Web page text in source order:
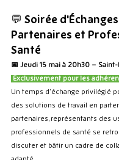
💬 Soirée
Partenaires et
Santé
📅 Jeudi 15 mai à 20h30 – Saint-
Exclusivement pour les
Un temps d’échange privilégié
des solutions de travail en
partenaires, représentants des
professionnels de santé se
discuter et bâtir un cadre de